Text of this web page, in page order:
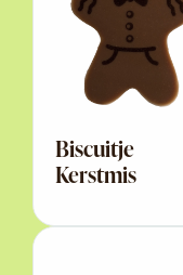
Biscuitje
Kerstmis